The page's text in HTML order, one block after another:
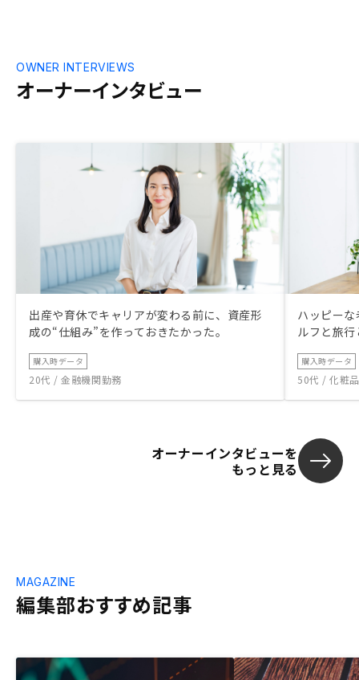
オーナーインタビュー
OWNER INTERVIEWS
出産や育休でキャリアが変わる前に、資産形
成の“仕組み”を作っておきたかった。
購入時データ
20代 / 金融機関勤務
ハッピー
ルフと旅
購入時データ
50代 / 化粧
オーナーインタビューを
もっと見る
編集部おすすめ記事
MAGAZINE